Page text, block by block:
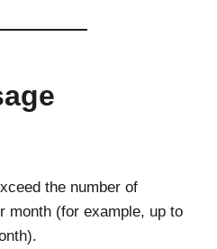
the number of
month (for example, up to